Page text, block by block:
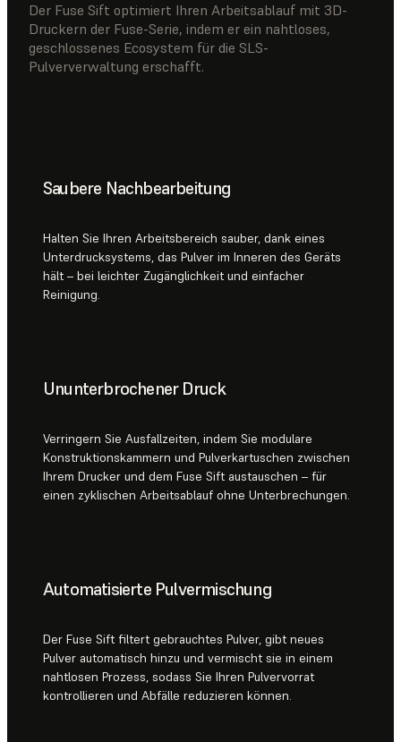
Der Fuse Sift optimiert Ihren Arbeitsablauf mit 3D-
Druckern der Fuse-Serie, indem er ein nahtloses,
geschlossenes Ecosystem für die SLS-
Pulververwaltung erschafft.
Saubere Nachbearbeitung
Halten Sie Ihren Arbeitsbereich sauber, dank eines
Unterdrucksystems, das Pulver im Inneren des Geräts
hält – bei leichter Zugänglichkeit und einfacher
Reinigung.
Ununterbrochener Druck
Verringern Sie Ausfallzeiten, indem Sie modulare
Konstruktionskammern und Pulverkartuschen zwischen
Ihrem Drucker und dem Fuse Sift austauschen – für
einen zyklischen Arbeitsablauf ohne Unterbrechungen.
Automatisierte Pulvermischung
Der Fuse Sift filtert gebrauchtes Pulver, gibt neues
Pulver automatisch hinzu und vermischt sie in einem
nahtlosen Prozess, sodass Sie Ihren Pulvervorrat
kontrollieren und Abfälle reduzieren können.